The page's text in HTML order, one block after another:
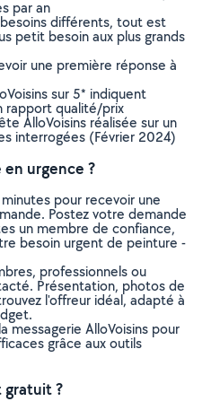
par an
différents, tout est
petit besoin aux plus grands
une première réponse à
sur 5* indiquent
rapport qualité/prix
AlloVoisins réalisée sur un
interrogées (Février 2024)
urgence ?
pour recevoir une
Postez votre demande
un membre de confiance,
besoin urgent de peinture -
professionnels ou
Présentation, photos de
l'offreur idéal, adapté à
messagerie AlloVoisins pour
grâce aux outils
gratuit ?